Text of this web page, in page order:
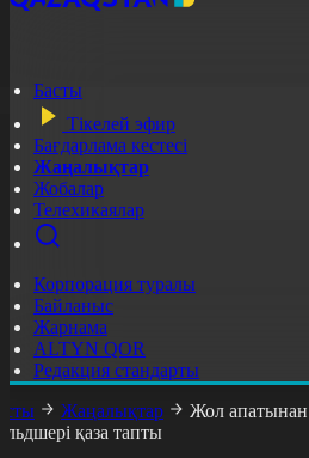
Басты
Тікелей эфир
Бағдарлама кестесі
Жаңалықтар
Жобалар
Телехикаялар
Корпорация туралы
Байланыс
Жарнама
ALTYN QOR
Редакция стандарты
Жаңалықтар
Жол
қаза тапты